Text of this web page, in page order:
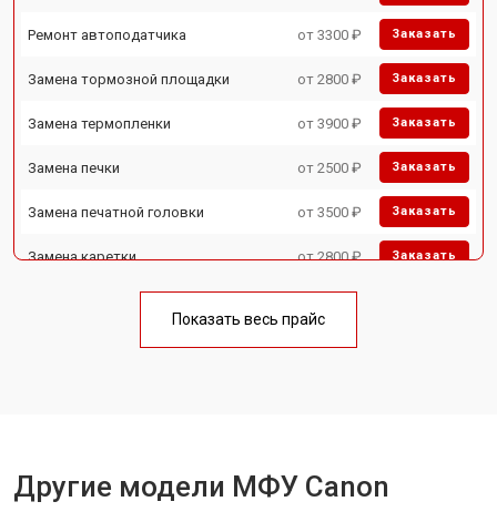
Ремонт автоподатчика от 3300 ₽ Заказать
Замена тормозной площадки от 2800 ₽ Заказать
Замена термопленки от 3900 ₽ Заказать
Замена печки от 2500 ₽ Заказать
Замена печатной головки от 3500 ₽ Заказать
Замена каретки от 2800 ₽ Заказать
Замена блока питания от 2500 ₽
Показать весь прайс
Другие модели МФУ Canon